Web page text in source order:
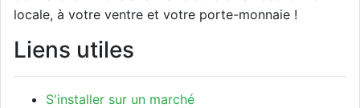
locale, à votre ventre et votre porte-monnaie !
Liens utiles
S'installer sur un marché